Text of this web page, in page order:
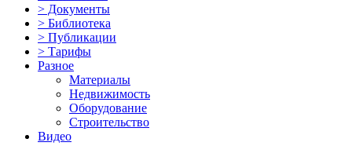
> Документы
> Библиотека
> Публикации
> Тарифы
Разное
Материалы
Недвижимость
Оборудование
Строительство
Видео